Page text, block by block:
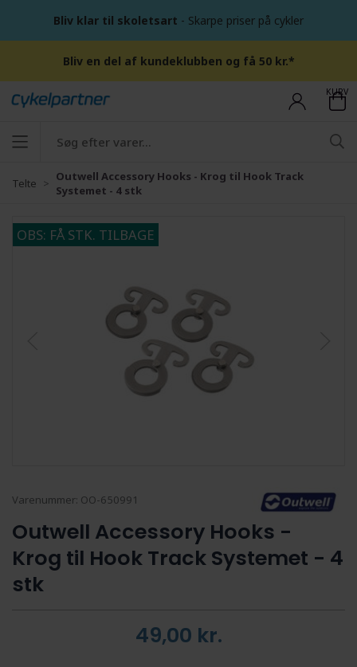
Bliv klar til skoletsart - Skarpe priser på cykler
Bliv en del af kundeklubben og få 50 kr.*
KURV
Telte
Outwell Accessory Hooks - Krog til Hook Track
Systemet - 4 stk
OBS: FÅ STK. TILBAGE
Varenummer: OO-650991
Outwell Accessory Hooks -
Krog til Hook Track Systemet - 4
stk
49,00 kr.